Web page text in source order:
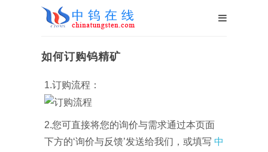
如何订购钨精矿
1.订购流程：
2.您可直接将您的询价与需求通过本页面
下方的‘询价与反馈’发送给我们，或填写 中